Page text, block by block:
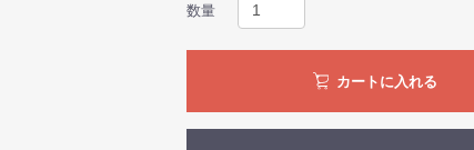
数量
カートに入れる